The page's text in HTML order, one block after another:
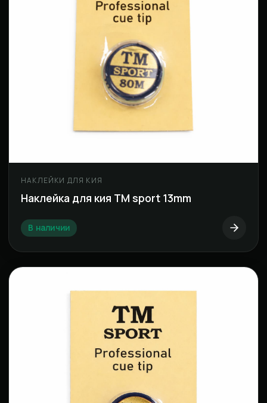
НАКЛЕЙКИ ДЛЯ КИЯ
Наклейка для кия TM sport 13mm
В наличии